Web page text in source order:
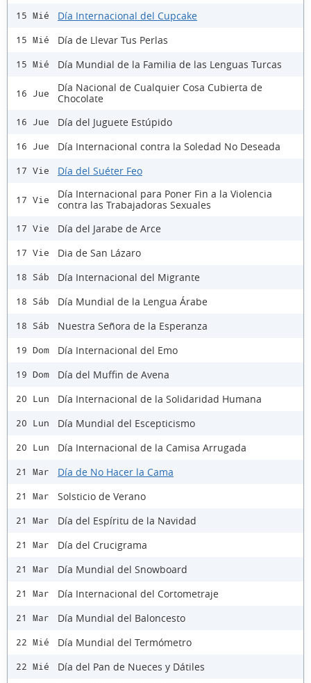
15 Mié Día Internacional del Cupcake
15 Mié Día de Llevar Tus Perlas
15 Mié Día Mundial de la Familia de las Lenguas Turcas
16 Jue
Día Nacional de Cualquier Cosa Cubierta de
Chocolate
16 Jue Día del Juguete Estúpido
16 Jue Día Internacional contra la Soledad No Deseada
17 Vie Día del Suéter Feo
17 Vie
Día Internacional para Poner Fin a la Violencia
contra las Trabajadoras Sexuales
17 Vie Día del Jarabe de Arce
17 Vie Dia de San Lázaro
18 Sáb Día Internacional del Migrante
18 Sáb Día Mundial de la Lengua Árabe
18 Sáb Nuestra Señora de la Esperanza
19 Dom Día Internacional del Emo
19 Dom Día del Muffin de Avena
20 Lun Día Internacional de la Solidaridad Humana
20 Lun Día Mundial del Escepticismo
20 Lun Día Internacional de la Camisa Arrugada
21 Mar Día de No Hacer la Cama
21 Mar Solsticio de Verano
21 Mar Día del Espíritu de la Navidad
21 Mar Día del Crucigrama
21 Mar Día Mundial del Snowboard
21 Mar Día Internacional del Cortometraje
21 Mar Día Mundial del Baloncesto
22 Mié Día Mundial del Termómetro
22 Mié Día del Pan de Nueces y Dátiles